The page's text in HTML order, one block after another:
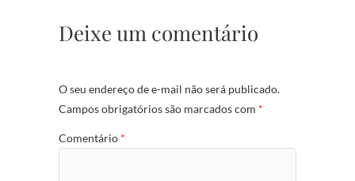
Deixe um comentário
O seu endereço de e-mail não será publicado.
Campos obrigatórios são marcados com *
Comentário *